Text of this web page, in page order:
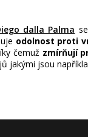
dalla Palma
odolnost proti
čemuž zmírňují
jakými jsou